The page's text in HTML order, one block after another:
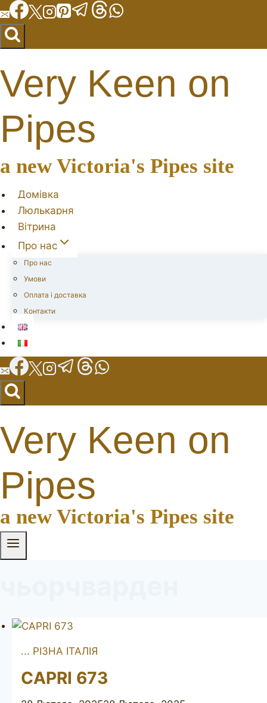
Перейти
до
вмісту
Very Keen on
Pipes
a new Victoria's Pipes site
Домівка
Люлькарня
Вітрина
Про нас
Про нас
Умови
Оплата і доставка
Контакти
Very Keen on
Pipes
a new Victoria's Pipes site
... РІЗНА ІТАЛІЯ
CAPRI 673